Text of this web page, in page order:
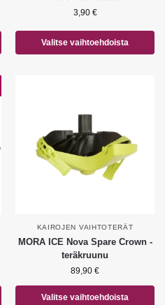
3,90 €
Valitse vaihtoehdoista
KAIROJEN VAIHTOTERÄT
MORA ICE Nova Spare Crown -
teräkruunu
89,90 €
Valitse vaihtoehdoista